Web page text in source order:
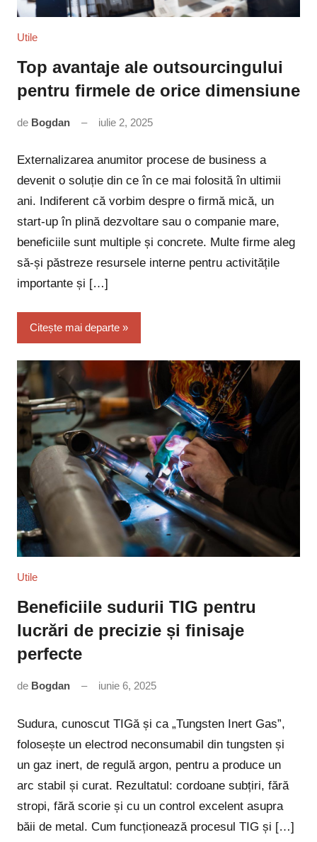
Utile
Top avantaje ale outsourcingului
pentru firmele de orice dimensiune
de Bogdan iulie 2, 2025
Externalizarea anumitor procese de business a
devenit o soluție din ce în ce mai folosită în ultimii
ani. Indiferent că vorbim despre o firmă mică, un
start-up în plină dezvoltare sau o companie mare,
beneficiile sunt multiple și concrete. Multe firme aleg
să-și păstreze resursele interne pentru activitățile
importante și […]
Citește mai departe
Utile
Beneficiile sudurii TIG pentru
lucrări de precizie și finisaje
perfecte
de Bogdan iunie 6, 2025
Sudura, cunoscut TIGă și ca „Tungsten Inert Gas”,
folosește un electrod neconsumabil din tungsten și
un gaz inert, de regulă argon, pentru a produce un
arc stabil și curat. Rezultatul: cordoane subțiri, fără
stropi, fără scorie și cu un control excelent asupra
băii de metal. Cum funcționează procesul TIG și […]